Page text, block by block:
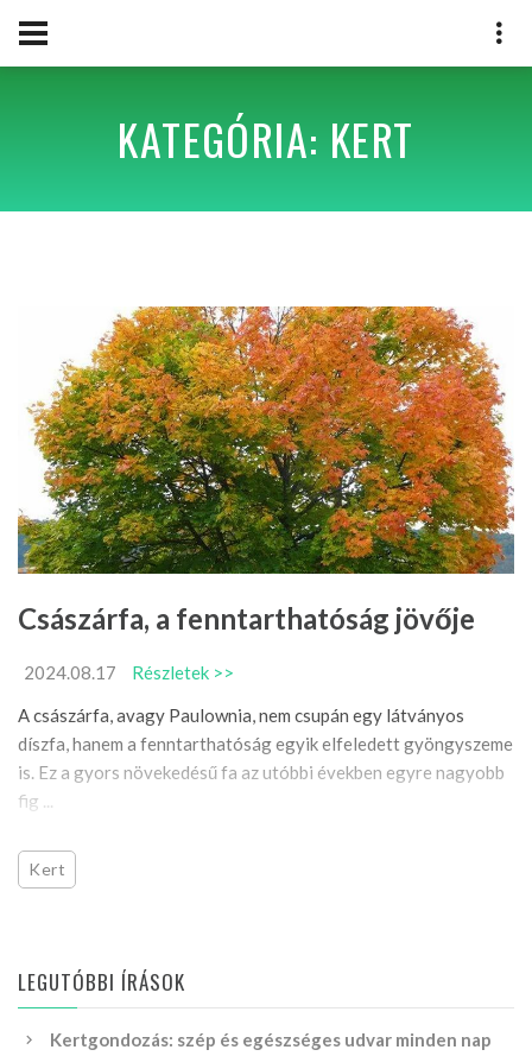
KATEGÓRIA: KERT
Császárfa, a fenntarthatóság jövője
2024.08.17
Részletek >>
A császárfa, avagy Paulownia, nem csupán egy látványos
díszfa, hanem a fenntarthatóság egyik elfeledett gyöngyszeme
is. Ez a gyors növekedésű fa az utóbbi években egyre nagyobb
fig ...
Kert
LEGUTÓBBI ÍRÁSOK
Kertgondozás: szép és egészséges udvar minden nap